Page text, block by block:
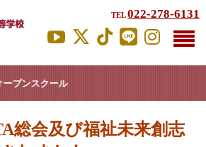
TEL022-278-6131
ンスクール
総会及び福祉未来創志